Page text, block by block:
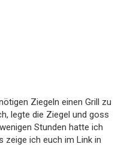
Ziegeln einen Grill zu
legte die Ziegel und goss
Stunden hatte ich
zeige ich euch im Link in